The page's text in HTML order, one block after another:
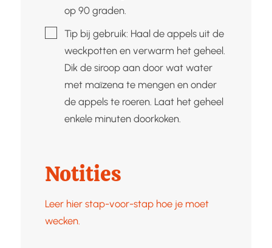
op 90 graden.
▢
Tip bij gebruik: Haal de appels uit de
weckpotten en verwarm het geheel.
Dik de siroop aan door wat water
met maïzena te mengen en onder
de appels te roeren. Laat het geheel
enkele minuten doorkoken.
Notities
Leer hier stap-voor-stap hoe je moet
wecken.